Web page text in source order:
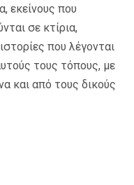
εκείνους που
σε κτίρια,
που λέγονται
τους τόπους, με
και από τους δικούς